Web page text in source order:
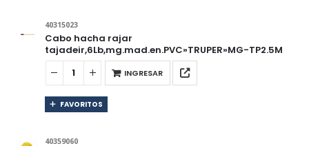
40315023
Cabo hacha rajar
tajadeir,6Lb,mg.mad.en.PVC»TRUPER»MG-TP2.5M
INGRESAR
FAVORITOS
40359060